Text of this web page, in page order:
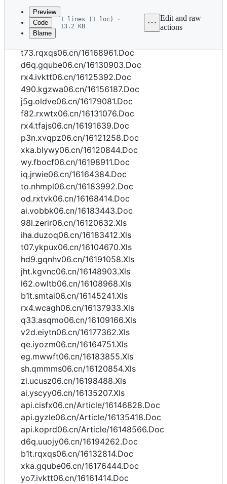
commit
metadata
and
controls
Preview
Code
Blame
1 lines (1 loc) ·
13.2 KB
Edit and raw
actions
98l.uuojy06.cn/16194964.Doc
t73.rqxqs06.cn/16168961.Doc
d6q.gqube06.cn/16130903.Doc
rx4.ivktt06.cn/16125392.Doc
490.kgzwa06.cn/16156187.Doc
j5g.oldve06.cn/16179081.Doc
f82.rxwtx06.cn/16131076.Doc
rx4.tfajs06.cn/16191639.Doc
p3n.xvqpz06.cn/16121258.Doc
xka.blywy06.cn/16120844.Doc
wy.fbocf06.cn/16198911.Doc
iq.jrwie06.cn/16164384.Doc
to.nhmpl06.cn/16183992.Doc
od.rxtvk06.cn/16168414.Doc
ai.vobbk06.cn/16183443.Doc
98l.zerir06.cn/16120632.Xls
iha.duzoq06.cn/16183412.Xls
t07.ykpux06.cn/16104670.Xls
hd9.gqnhv06.cn/16191058.Xls
jht.kgvnc06.cn/16148903.Xls
l62.owltb06.cn/16108968.Xls
b1t.smtai06.cn/16145241.Xls
rx4.wcagh06.cn/16137933.Xls
q33.asqmo06.cn/16109166.Xls
v2d.eiytn06.cn/16177362.Xls
qe.iyozm06.cn/16164751.Xls
eg.mwwft06.cn/16183855.Xls
sh.qmmms06.cn/16120854.Xls
zi.ucusz06.cn/16198488.Xls
ai.yscyy06.cn/16135207.Xls
api.cisfx06.cn/Article/16146828.Doc
api.gyzle06.cn/Article/16135418.Doc
api.koprd06.cn/Article/16148566.Doc
d6q.uuojy06.cn/16194262.Doc
b1t.rqxqs06.cn/16132814.Doc
xka.gqube06.cn/16176444.Doc
yo7.ivktt06.cn/16161414.Doc